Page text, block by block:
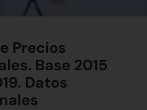
Precios
Base 2015
Datos